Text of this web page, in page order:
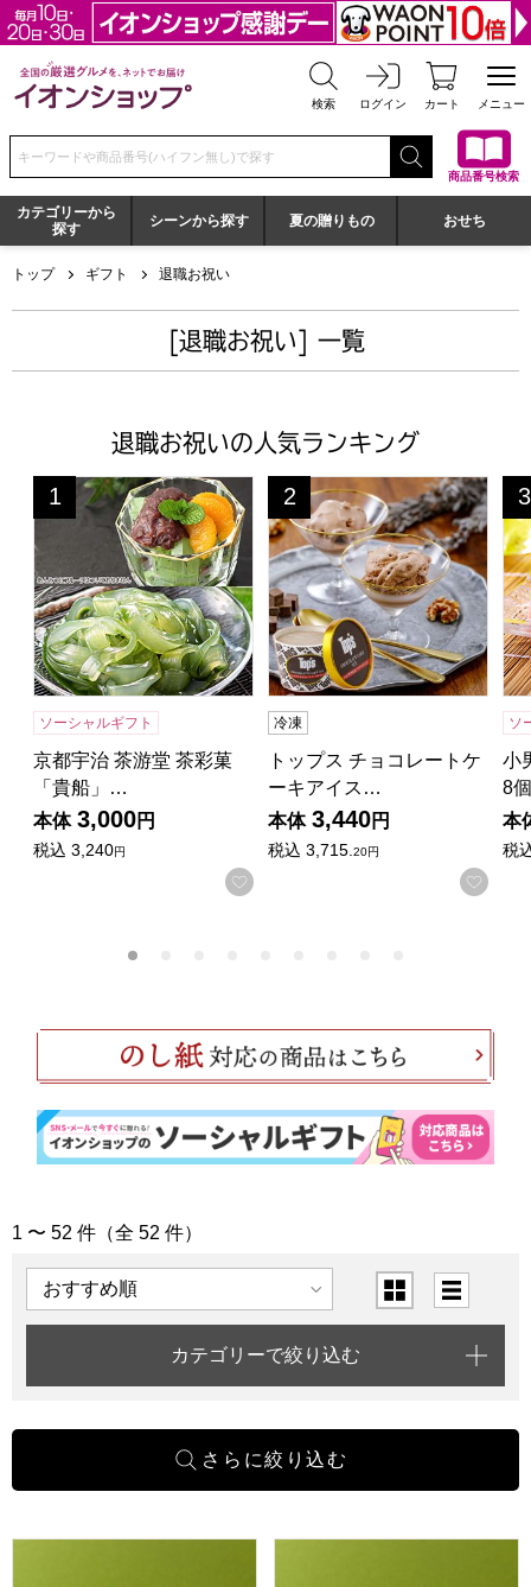
全国の厳選グルメを、ネットでお届け イオンショップ
検索 ログイン カート メニュー
検索キーワードまたは商品番号を入力してください
商品番号検索
カテゴリーから
探す
シーンから探す 夏の贈りもの おせち
トップ ギフト 退職お祝い
[退職お祝い] 一覧
退職お祝いの人気ランキング
京都宇治 茶游堂 茶彩菓 「貴船」 お茶屋のあんみつ＆京
1
位
ソーシャルギフト
京都宇治 茶游堂 茶彩菓
「貴船」…
本体 3,000円
税込 3,240円
お気に入りに登録する
トップス チョコレートケー
2
位
冷凍
トップス チョコレートケ
ーキアイス…
本体 3,440円
税込 3,715.20円
お気
3
位
ソ
小
8
本
税
「退職お祝い」の商品一覧
1 〜 52 件（全 52 件）
表示順 表示切替
カテゴリーで絞り込む